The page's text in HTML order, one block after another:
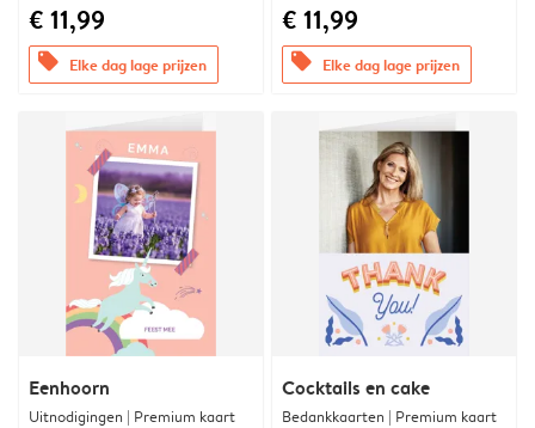
€ 11,99
offers Elke dag lage prijzen
€ 11,99
offers Elke dag lage prijzen
Eenhoorn
Uitnodigingen | Premium kaart
Cocktails en cake
Bedankkaarten | Premium kaart